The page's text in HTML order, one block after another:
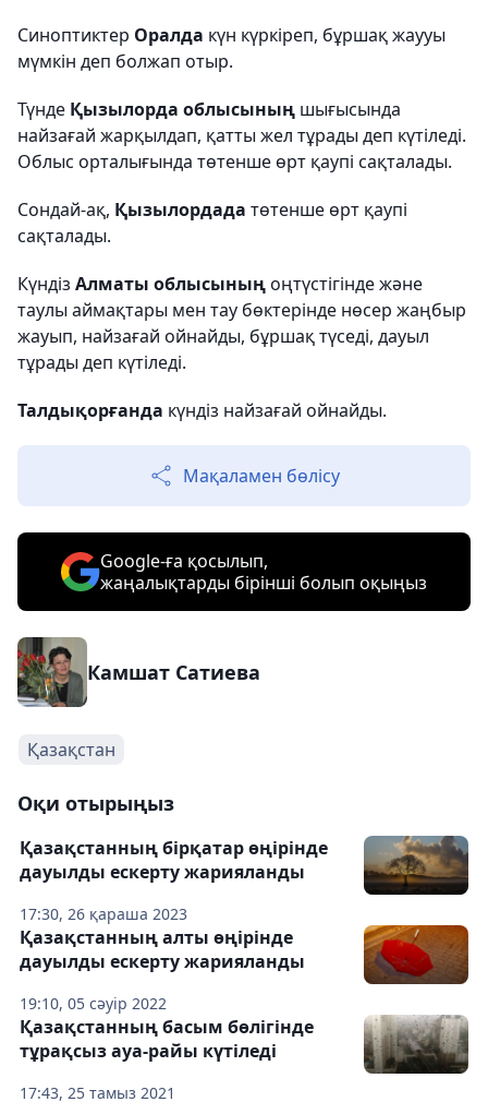
Синоптиктер Оралда күн күркіреп, бұршақ жаууы
мүмкін деп болжап отыр.
Түнде Қызылорда облысының шығысында
найзағай жарқылдап, қатты жел тұрады деп күтіледі.
Облыс орталығында төтенше өрт қаупі сақталады.
Сондай-ақ, Қызылордада төтенше өрт қаупі
сақталады.
Күндіз Алматы облысыныңоңтүстігінде және
таулы аймақтары мен тау бөктерінде нөсер жаңбыр
жауып, найзағай ойнайды, бұршақ түседі, дауыл
тұрады деп күтіледі.
Талдықорғанда күндіз найзағай ойнайды.
Мақаламен бөлісу
Google-ға қосылып,
жаңалықтарды бірінші болып оқыңыз
Камшат Сатиева
Қазақстан
Оқи отырыңыз
17:30, 26 қараша 2023
Қазақстанның бірқатар өңірінде
дауылды ескерту жарияланды
19:10, 05 сәуір 2022
Қазақстанның алты өңірінде
дауылды ескерту жарияланды
17:43, 25 тамыз 2021
Қазақстанның басым бөлігінде
тұрақсыз ауа-райы күтіледі